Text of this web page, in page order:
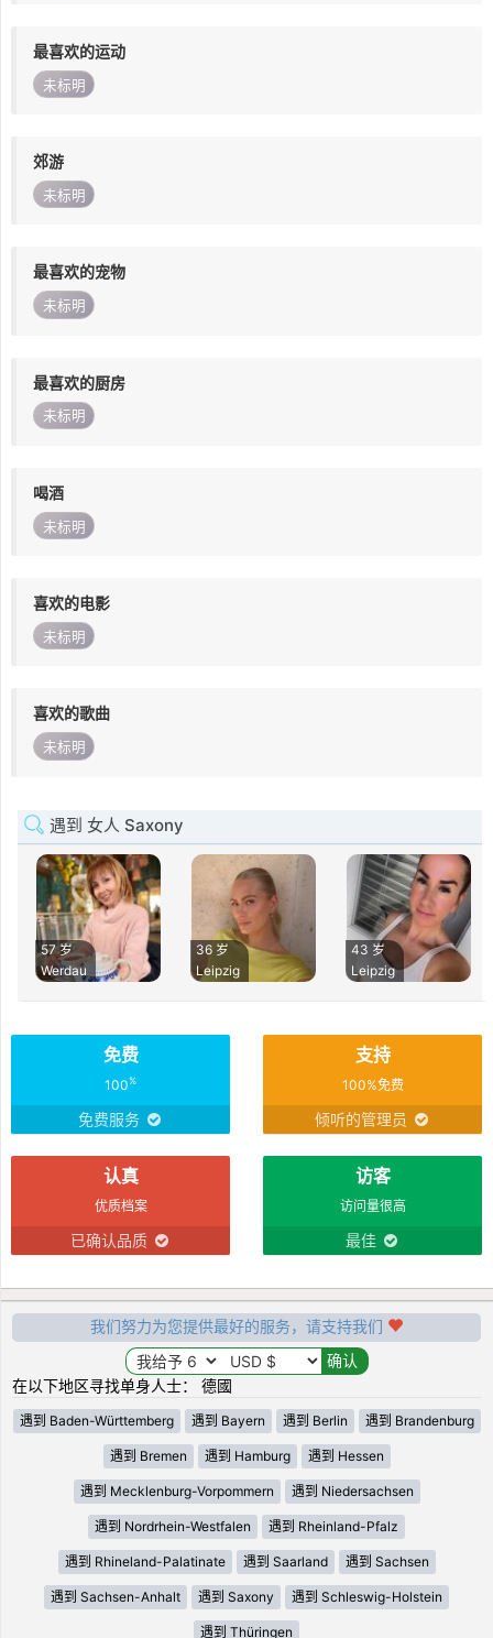
最喜欢的运动
未标明
郊游
未标明
最喜欢的宠物
未标明
最喜欢的厨房
未标明
喝酒
未标明
喜欢的电影
未标明
喜欢的歌曲
未标明
遇到 女人 Saxony
57 岁
Werdau
36 岁
Leipzig
43 岁
Leipzig
免费
100%
免费服务
支持
100%免费
倾听的管理员
认真
优质档案
已确认品质
访客
访问量很高
最佳
我们努力为您提供最好的服务，请支持我们
在以下地区寻找单身人士： 德國
遇到 Baden-Württemberg 遇到 Bayern 遇到 Berlin 遇到 Brandenburg
遇到 Bremen 遇到 Hamburg 遇到 Hessen
遇到 Mecklenburg-Vorpommern 遇到 Niedersachsen
遇到 Nordrhein-Westfalen 遇到 Rheinland-Pfalz
遇到 Rhineland-Palatinate 遇到 Saarland 遇到 Sachsen
遇到 Sachsen-Anhalt 遇到 Saxony 遇到 Schleswig-Holstein
遇到 Thüringen